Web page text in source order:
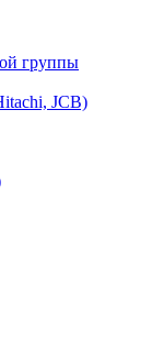
группы
JCB)